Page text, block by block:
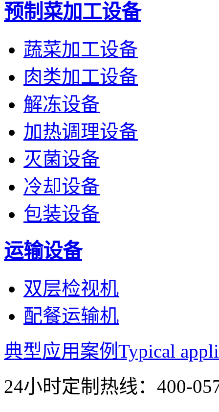
预制菜加工设备
蔬菜加工设备
肉类加工设备
解冻设备
加热调理设备
灭菌设备
冷却设备
包装设备
运输设备
双层检视机
配餐运输机
典型应用案例 Typical
24小时定制热线： 400-